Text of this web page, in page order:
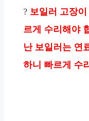
? 보일러 고장
르게 수리해야
난 보일러는 연
하니 빠르게 수